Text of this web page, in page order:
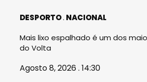
DESPORTO NACIONAL
Mais lixo espalhado é um dos
do Volta
Agosto 8, 2026 . 14:30